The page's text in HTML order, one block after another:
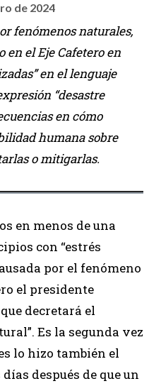
de 2024
fenómenos naturales,
en el Eje Cafetero en
en el lenguaje
“desastre
en cómo
humana sobre
o mitigarlas.
en menos de una
con “estrés
por el fenómeno
el presidente
que decretará el
Es la segunda vez
lo hizo también el
después de que un